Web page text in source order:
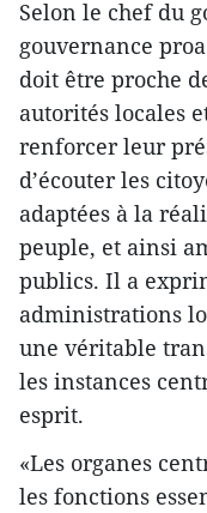
Selon le chef du
gouvernance
doit être proche
autorités locales
renforcer leur
d’écouter les
adaptées à la
peuple, et ainsi
publics. Il a
administrations
une véritable
les instances
esprit.
«Les organes
les fonctions